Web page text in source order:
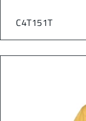
C4T151T